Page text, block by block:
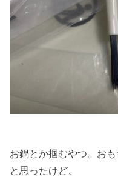
お鍋とか掴むやつ。お
と思ったけど、